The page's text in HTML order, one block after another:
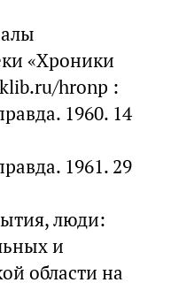
«Хроники
hronp :
1960. 14
1961. 29
люди:
и
области на